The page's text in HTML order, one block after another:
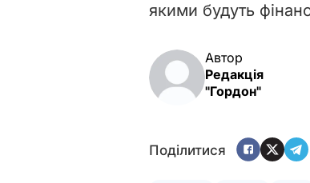
якими будуть
Автор
Редакція
"Гордон"
Поділитися